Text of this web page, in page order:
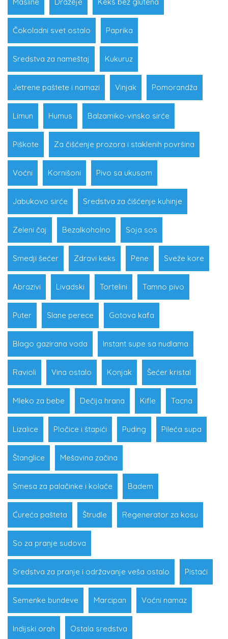
Čokoladni svet ostalo Paprika
Sredstva za nameštaj Kukuruz
Jetrene paštete i namazi Vinjak Pomorandža
Limun Humus Balzamiko-vinsko sirće
Piškote Za čišćenje prozora i staklenih površina
Voćni Kornišoni Pivo sa ukusom
Jabukovo sirće Sredstva za čišćenje kuhinje
Zeleni čaj Bezalkoholno Soja sos
Smedji šećer Zdravi keks Pene Sveže kore
Abrazivi Livadski Tortelini Tamno pivo
Puter Slane perece Gotova kafa
Blago gazirana voda Instant supe sa nudlama
Ravioli Vina ostalo Konjak Šećer kristal
Mleko za bebe Dečija hrana Kifle Tacna
Lizalice Pločice i štapići Puding Pileća supa
Štanglice Mešavina začina
Smesa za palačinke i kolače Badem
Ćureća pašteta Štrudle Regenerator za kosu
So za pranje sudova
Sredstva za pranje i održavanje veša ostalo Pistaći
Semenke bundeve Marcipan Voćni namaz
Indijski orah Ostala sredstva